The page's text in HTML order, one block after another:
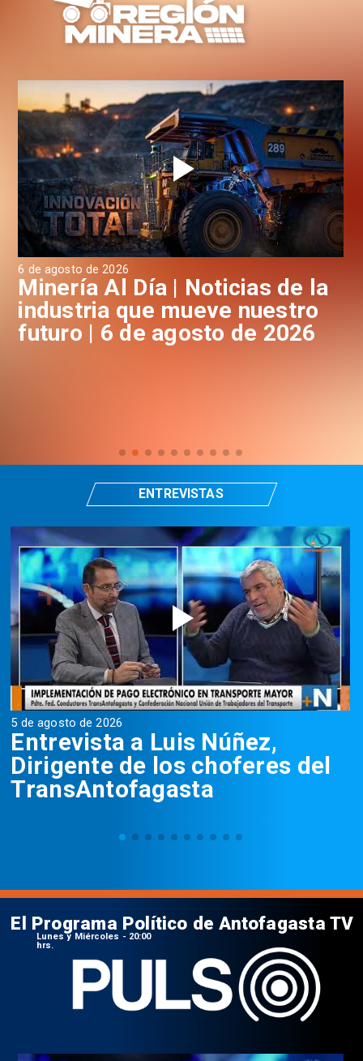
6 de agosto de 2026
Minería Al Día | Noticias de la
industria que mueve nuestro
futuro | 6 de agosto de 2026
5 de agosto de 2026
Entrevista a Luis Núñez,
Dirigente de los choferes del
TransAntofagasta
ENTREVISTAS
El Programa Político de Antofagasta TV
Lunes y Miércoles - 20:00
hrs.